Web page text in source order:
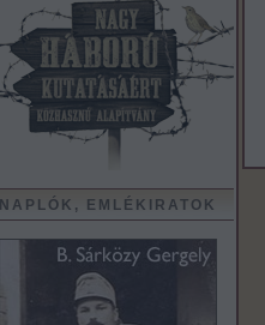
NAPLÓK, EMLÉKIRATOK